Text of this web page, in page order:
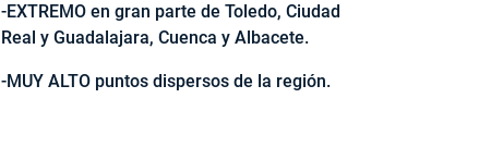
-EXTREMO en gran parte de Toledo, Ciudad
Real y Guadalajara, Cuenca y Albacete.
-MUY ALTO puntos dispersos de la región.